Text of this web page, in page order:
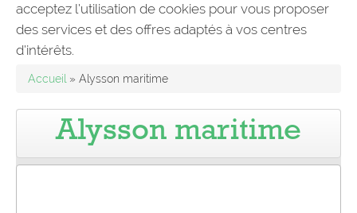
Les espèces
Le blog
Pro
acceptez l’utilisation de cookies pour vous proposer
des services et des offres adaptés à vos centres
d’intérêts.
Accueil » Alysson maritime
Alysson maritime